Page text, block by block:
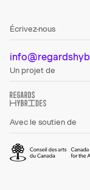
Écrivez-nous
Un projet de
Avec le soutien de